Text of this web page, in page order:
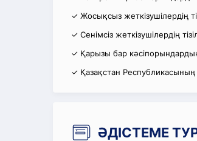
✓ Жосықсыз жеткізушілердің
✓ Сенімсіз жеткізушілердің
✓ Қарызы бар кәсіпорындардың
✓ Қазақстан
ӘДІСТЕМЕ